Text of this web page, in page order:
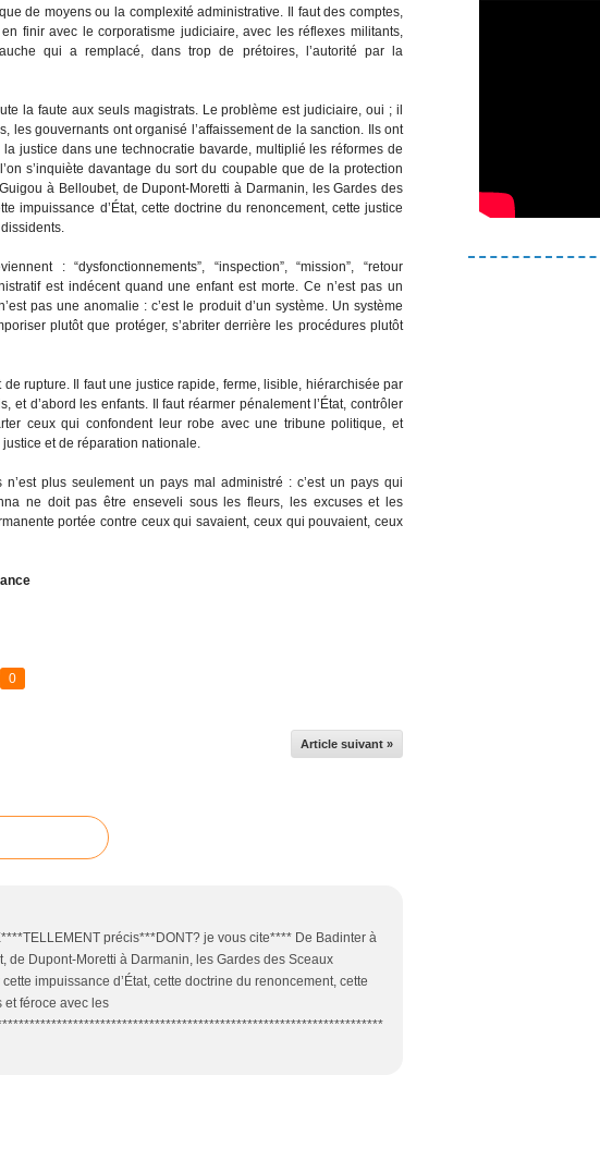
de moyens ou la complexité administrative. Il faut des comptes,
finir avec le corporatisme judiciaire, avec les réflexes militants,
qui a remplacé, dans trop de prétoires, l’autorité par la
la faute aux seuls magistrats. Le problème est judiciaire, oui ; il
les gouvernants ont organisé l’affaissement de la sanction. Ils ont
justice dans une technocratie bavarde, multiplié les réformes de
s’inquiète davantage du sort du coupable que de la protection
à Belloubet, de Dupont-Moretti à Darmanin, les Gardes des
impuissance d’État, cette doctrine du renoncement, cette justice
: “dysfonctionnements”, “inspection”, “mission”, “retour
est indécent quand une enfant est morte. Ce n’est pas un
pas une anomalie : c’est le produit d’un système. Un système
plutôt que protéger, s’abriter derrière les procédures plutôt
rupture. Il faut une justice rapide, ferme, lisible, hiérarchisée par
et d’abord les enfants. Il faut réarmer pénalement l’État, contrôler
ceux qui confondent leur robe avec une tribune politique, et
et de réparation nationale.
plus seulement un pays mal administré : c’est un pays qui
ne doit pas être enseveli sous les fleurs, les excuses et les
portée contre ceux qui savaient, ceux qui pouvaient, ceux
0
Article suivant »
précis***DONT? je vous cite**** De Badinter à
de Dupont-Moretti à Darmanin, les Gardes des Sceaux
impuissance d’État, cette doctrine du renoncement, cette
et féroce avec les